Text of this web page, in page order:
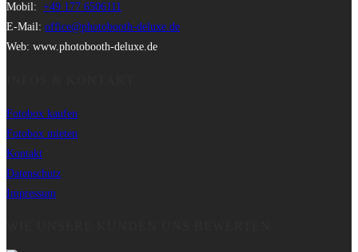
Mobil: +49 177 6506111
E-Mail: office@photobooth-deluxe.de
Web: www.photobooth-deluxe.de
Fotobox kaufen
Fotobox mieten
Kontakt
Datenschutz
Impressum